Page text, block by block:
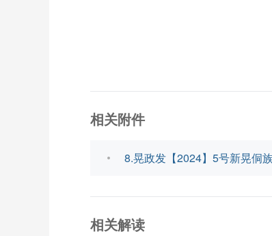
相关附件
8.晃政发【2024】5号新晃侗
相关解读